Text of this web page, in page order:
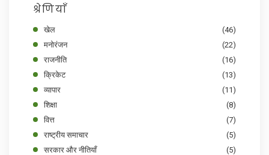
श्रेणियाँ
खेल
(46)
मनोरंजन
(22)
राजनीति
(16)
क्रिकेट
(13)
व्यापार
(11)
शिक्षा
(8)
वित्त
(7)
राष्ट्रीय समाचार
(5)
सरकार और नीतियाँ
(5)